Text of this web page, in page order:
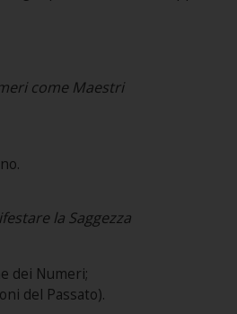
come Maestri
la Saggezza
dei Numeri;
del Passato).